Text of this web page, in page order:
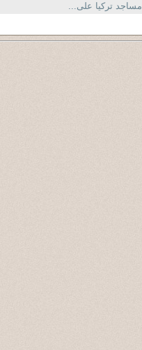
مساجد تركيا على...